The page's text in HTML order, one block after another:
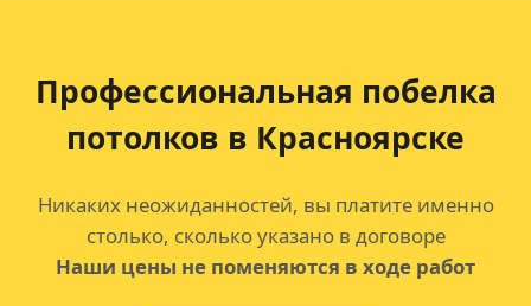
Профессиональная побелка
потолков в Красноярске
Никаких неожиданностей, вы платите именно
столько, сколько указано в договоре
Наши цены не поменяются в ходе работ